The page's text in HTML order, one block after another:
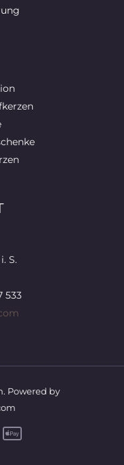
S.
533
Powered by